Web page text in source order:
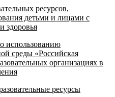
ресурсов,
детьми и лицами с
здоровья
использованию
среды «Российская
организациях в
ресурсы